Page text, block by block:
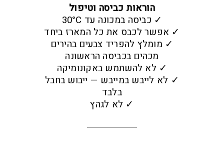
הוראות כביסה וטיפול
✓ כביסה במכונה עד 30°C
✓ אפשר לכבס את כל המארז ביחד
✓ מומלץ להפריד צבעים בהירים
מכהים בכביסה הראשונה
✓ לא להשתמש באקונומיקה
✓ לא לייבש במייבש — ייבוש בחבל
בלבד
✓ לא לגהץ